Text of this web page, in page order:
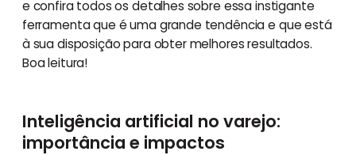
e confira todos os detalhes sobre essa instigante
ferramenta que é uma grande tendência e que está
à sua disposição para obter melhores resultados.
Boa leitura!
Inteligência artificial no varejo:
importância e impactos